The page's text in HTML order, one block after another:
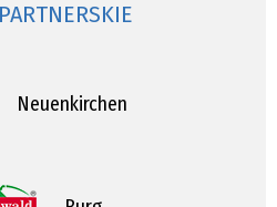
Neuenkirchen